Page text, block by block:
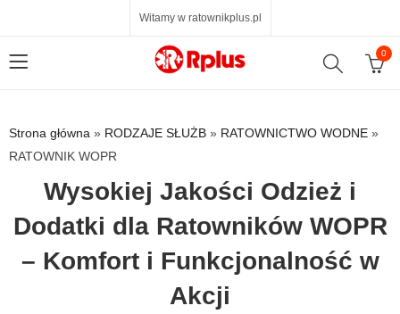
Witamy w ratownikplus.pl
0
Strona główna » RODZAJE SŁUŻB » RATOWNICTWO WODNE »
RATOWNIK WOPR
Wysokiej Jakości Odzież i
Dodatki dla Ratowników WOPR
– Komfort i Funkcjonalność w
Akcji